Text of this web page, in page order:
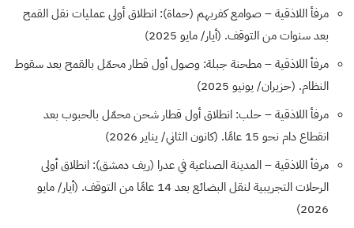
مرفأ اللاذقية – صوامع كفربهم (حماة): انطلاق أولى عمليات نقل القمح
بعد سنوات من التوقف. (أيار/ مايو 2025)
مرفأ اللاذقية – مطحنة جبلة: وصول أول قطار محمّل بالقمح بعد سقوط
النظام. (حزيران/ يونيو 2025)
مرفأ اللاذقية – حلب: انطلاق أول قطار شحن محمّل بالحبوب بعد
انقطاع دام نحو 15 عامًا. (كانون الثاني/ يناير 2026)
مرفأ اللاذقية – المدينة الصناعية في عدرا (ريف دمشق): انطلاق أولى
الرحلات التجريبية لنقل البضائع بعد 14 عامًا من التوقف. (أيار/ مايو
2026)